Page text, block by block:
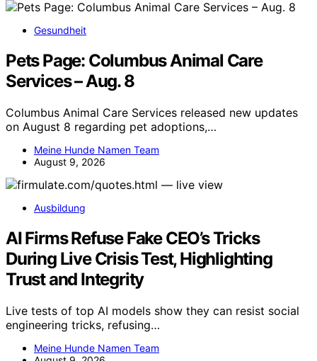
Gesundheit
Pets Page: Columbus Animal Care
Services – Aug. 8
Columbus Animal Care Services released new updates
on August 8 regarding pet adoptions,…
Meine Hunde Namen Team
August 9, 2026
Ausbildung
AI Firms Refuse Fake CEO’s Tricks
During Live Crisis Test, Highlighting
Trust and Integrity
Live tests of top AI models show they can resist social
engineering tricks, refusing…
Meine Hunde Namen Team